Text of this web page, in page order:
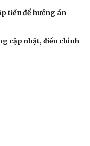
tiền để hưởng án
cập nhật, điều chỉnh